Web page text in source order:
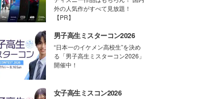
外の人気作がすべて見放題！
【PR】
男子高生ミスターコン2026
“日本一のイケメン高校生”を決め
る「男子高生ミスターコン2026」
開催中！
女子高生ミスコン2026